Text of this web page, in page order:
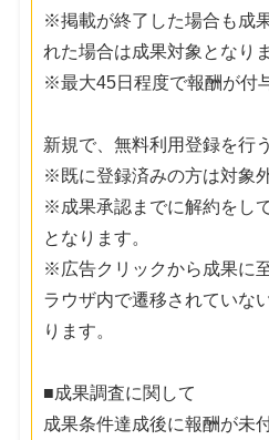
※掲載が終了した場合も成
れた場合は成果対象となり
※最大45日程度で報酬が付
新規で、無料利用登録を行
※既に登録済みの方は対象
※成果承認までに解約をし
となります。
※広告クリックから成果に
ラウザ内で遷移されていな
ります。
■成果調査に関して
成果条件達成後に報酬が未